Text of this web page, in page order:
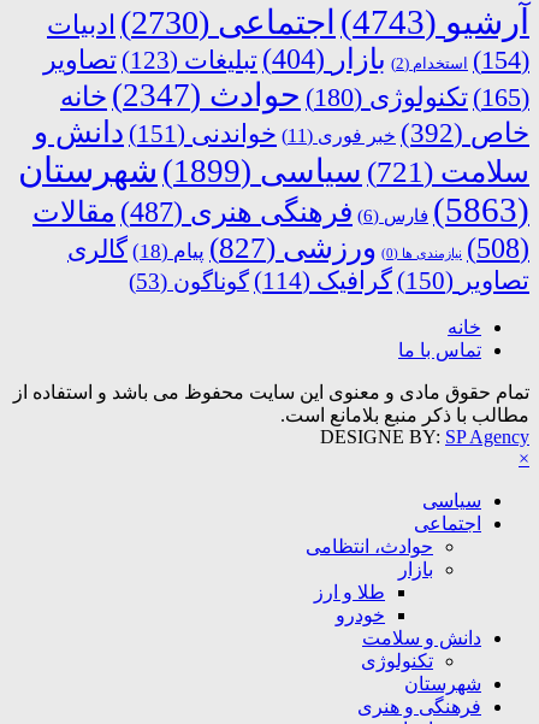
آرشیو (4743) اجتماعی (2730)
ادبیات
(154)
استخدام (2) بازار (404) تبلیغات (123)
تصاویر
(165)
تکنولوژی (180) حوادث (2347)
خانه
خاص (392) خبر فوری (11) خواندنی (151)
دانش و
سلامت (721) سیاسی (1899)
شهرستان
(5863)
فارس (6) فرهنگی هنری (487)
مقالات
(508)
نیازمندی ها (0) ورزشی (827) پیام (18)
گالری
تصاویر (150) گرافیک (114) گوناگون (53)
خانه
تماس با ما
تمام حقوق مادی و معنوی این سایت محفوظ می باشد و استفاده از
مطالب با ذکر منبع بلامانع است.
DESIGNE BY: SP Agency
×
سیاسی
اجتماعی
حوادث، انتظامی
بازار
طلا و ارز
خودرو
دانش و سلامت
تکنولوژی
شهرستان
فرهنگی و هنری